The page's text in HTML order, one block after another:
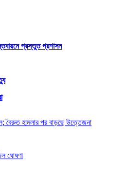
প্রস্তুত প্রশাসন
বৈরুত হামলার পর বাড়ছে উত্তেজনা
ঘোষণা